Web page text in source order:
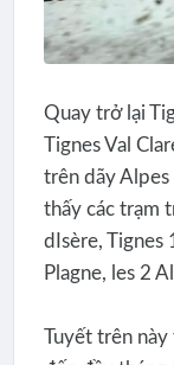
Quay trở lại
Tignes Val
trên dãy Alpes
thấy các trạm
dIsère, Tignes
Plagne, les 2
Tuyết trên